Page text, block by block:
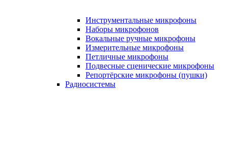
Инструментальные микрофоны
Наборы микрофонов
Вокальные ручные микрофоны
Измерительные микрофоны
Петличные микрофоны
Подвесные сценические микрофоны
Репортёрские микрофоны (пушки)
Радиосистемы